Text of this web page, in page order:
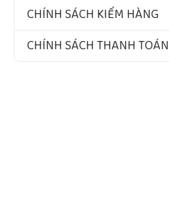
CHÍNH SÁCH KIỂM HÀNG
CHÍNH SÁCH THANH TOÁN